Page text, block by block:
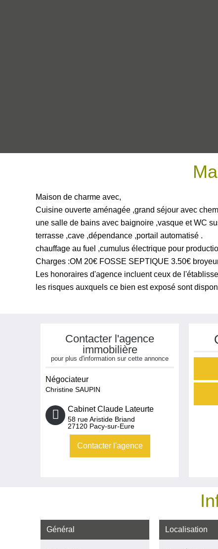
Maison de charme avec,
Cuisine ouverte aménagée ,grand séjour avec
une salle de bains avec baignoire ,vasque et WC
terrasse ,cave ,dépendance ,portail automatisé .
chauffage au fuel ,cumulus électrique pour
Charges :OM 20€ FOSSE SEPTIQUE 3.50€
Les honoraires d'agence incluent ceux de
les risques auxquels ce bien est exposé sont
Contacter l'agence
immobilière
pour plus d'information sur cette annonce
Négociateur
Christine SAUPIN
Cabinet Claude Lateurte
58 rue Aristide Briand
27120 Pacy-sur-Eure
Contacter l'agence
Général Localisation